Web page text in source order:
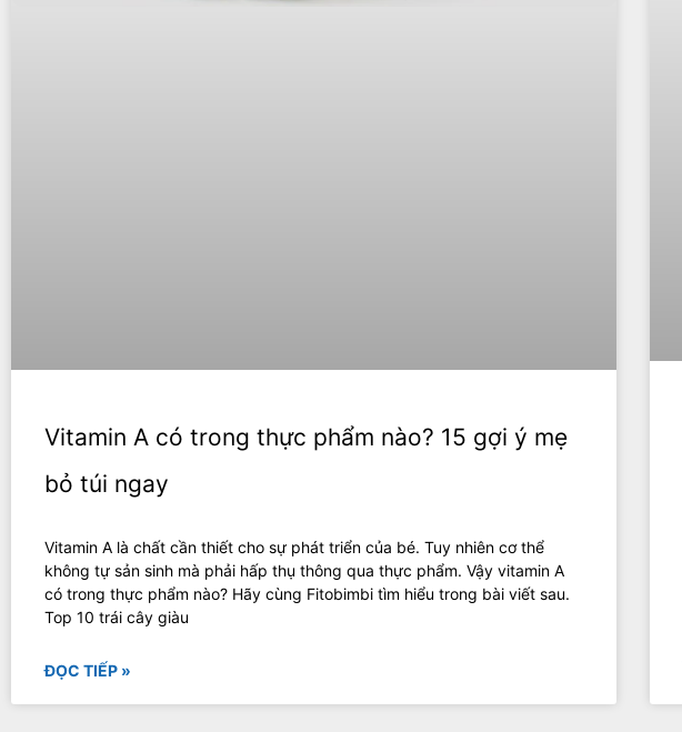
Vitamin A có trong thực phẩm nào? 15 gợi ý mẹ
bỏ túi ngay
Vitamin A là chất cần thiết cho sự phát triển của bé. Tuy nhiên cơ thể
không tự sản sinh mà phải hấp thụ thông qua thực phẩm. Vậy vitamin A
có trong thực phẩm nào? Hãy cùng Fitobimbi tìm hiểu trong bài viết sau.
Top 10 trái cây giàu
ĐỌC TIẾP »